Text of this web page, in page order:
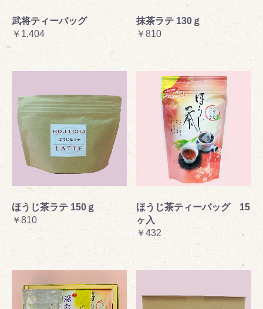
武将ティーバッグ
￥1,404
抹茶ラテ 130ｇ
￥810
ほうじ茶ラテ 150ｇ
￥810
ほうじ茶ティーバッグ 15
ヶ入
￥432